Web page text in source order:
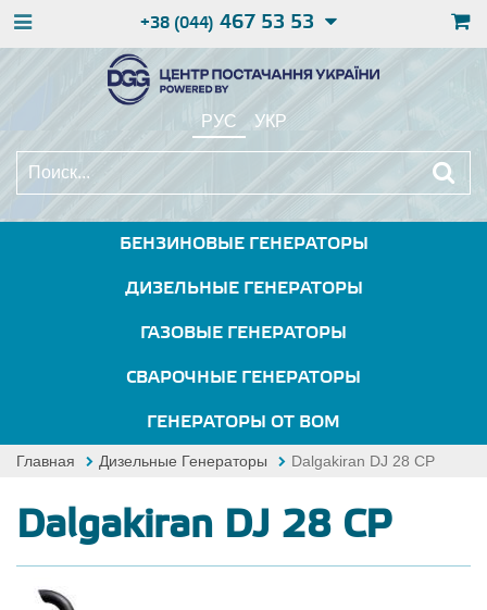
+38 (044) 467 53 53
РУС УКР
БЕНЗИНОВЫЕ ГЕНЕРАТОРЫ
ДИЗЕЛЬНЫЕ ГЕНЕРАТОРЫ
ГАЗОВЫЕ ГЕНЕРАТОРЫ
СВАРОЧНЫЕ ГЕНЕРАТОРЫ
ГЕНЕРАТОРЫ ОТ ВОМ
Главная Дизельные Генераторы Dalgakiran DJ 28 CP
Dalgakiran DJ 28 CP